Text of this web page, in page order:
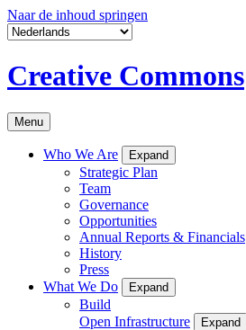
Naar de inhoud springen
Creative Commons
Menu
Who We Are Expand
Strategic Plan
Team
Governance
Opportunities
Annual Reports & Financials
History
Press
What We Do
Expand
Build
Open Infrastructure
Expand